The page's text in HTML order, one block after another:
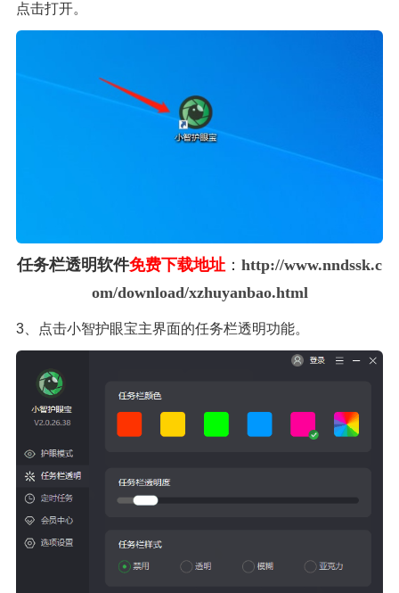
点击打开。
任务栏透明软件免费下载地址 ： http://www.nndssk.c
om/download/xzhuyanbao.html
3、点击小智护眼宝主界面的任务栏透明功能。